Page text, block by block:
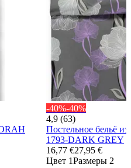
-40%-40%
4,9 (63)
Постельное бельё
1793-DARK GREY
16,77 €27,95 €
Цвет 1Размеры 2